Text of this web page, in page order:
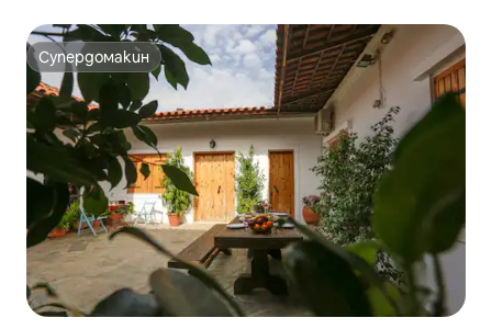
Супердомакин
Супердомакин